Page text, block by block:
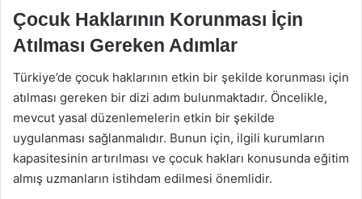
Çocuk Haklarının Korunması İçin
Atılması Gereken Adımlar
Türkiye’de çocuk haklarının etkin bir şekilde korunması için
atılması gereken bir dizi adım bulunmaktadır. Öncelikle,
mevcut yasal düzenlemelerin etkin bir şekilde
uygulanması sağlanmalıdır. Bunun için, ilgili kurumların
kapasitesinin artırılması ve çocuk hakları konusunda eğitim
almış uzmanların istihdam edilmesi önemlidir.